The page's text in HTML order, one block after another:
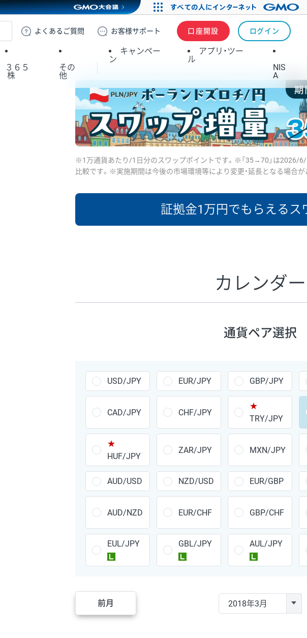
GMOクリック証券
よくある ご質問 お客様サポート 口座開設 ログイン
３６５
株
その
他
キャンペー
ン
アプリ・ツー
ル
NIS
A
※1万通貨あたり/1日分のスワップポイントです。※「35→70」は2026/6/
比較です。※実施期間は今後の市場環境等により変更・延長となる場合が
証拠金1万円でもらえるス
あたりの
ポイント
GBP/JPY 170円
AUD/JPY 106円
NZD/JPY 28円
CAD/JPY 38円
CHF/JPY 34円
PLN/JPY 35円
HUF/JPY 16円
ZAR/JPY 130円
MXN/JPY 140円
カレンダー
通貨ペア選択
USD/JPY EUR/JPY GBP/JPY
CAD/JPY CHF/JPY
★
TRY/JPY
★
HUF/JPY
ZAR/JPY MXN/JPY
AUD/USD NZD/USD EUR/GBP
AUD/NZD EUR/CHF GBP/CHF
EUL/JPY
GBL/JPY
AUL/JPY
前月